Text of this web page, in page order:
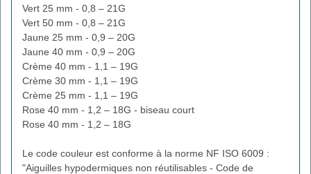
Vert 25 mm - 0,8 – 21G
Vert 50 mm - 0,8 – 21G
Jaune 25 mm - 0,9 – 20G
Jaune 40 mm - 0,9 – 20G
Crème 40 mm - 1,1 – 19G
Crème 30 mm - 1,1 – 19G
Crème 25 mm - 1,1 – 19G
Rose 40 mm - 1,2 – 18G - biseau court
Rose 40 mm - 1,2 – 18G
Le code couleur est conforme à la norme NF ISO 6009 :
"Aiguilles hypodermiques non réutilisables - Code de